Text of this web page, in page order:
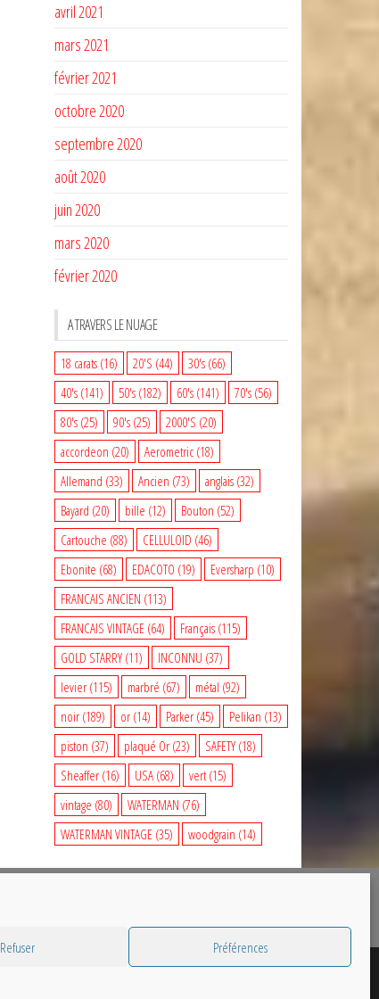
Refuser Préférences
avril 2021
mars 2021
février 2021
octobre 2020
septembre 2020
août 2020
juin 2020
mars 2020
février 2020
A TRAVERS LE NUAGE
18 carats(16) 20'S (44) 30's(66)
40's(141) 50's(182) 60's(141) 70's(56)
80's(25) 90's(25) 2000'S (20)
accordeon (20) Aerometric(18)
Allemand (33) Ancien (73) anglais(32)
Bayard (20) bille (12) Bouton (52)
Cartouche (88) CELLULOID (46)
Ebonite (68) EDACOTO (19) Eversharp (10)
FRANCAIS ANCIEN (113)
FRANCAIS VINTAGE (64) Français(115)
GOLD STARRY(11) INCONNU (37)
levier(115) marbré (67) métal (92)
noir(189) or(14) Parker(45) Pelikan (13)
piston (37) plaqué Or(23) SAFETY(18)
Sheaffer(16) USA(68) vert(15)
vintage (80) WATERMAN (76)
WATERMAN VINTAGE (35) woodgrain (14)